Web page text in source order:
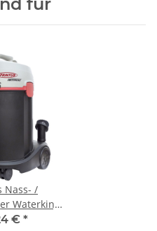
Nass- /
Waterking
€ *